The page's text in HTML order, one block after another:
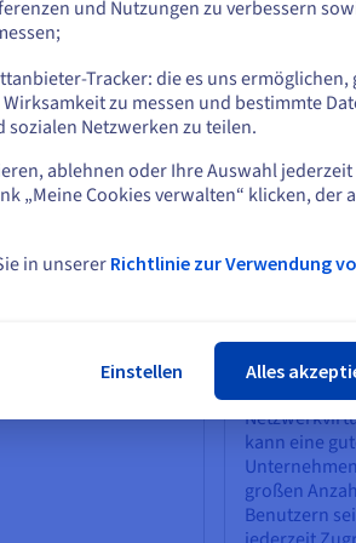
zählen eine
Leistung und
und
Die
der Notfall-
da
einen anderen
werden. Die
Bandbreite in
unabhängige
auf, die
Geräten
werden
die
eit, der
der
kann eine
großen
Benutzern
bleiben
und Nutzungen zu verbessern
Tracker: die es uns ermöglichen,
zu messen und bestimmte
Netzwerken zu teilen.
ablehnen oder Ihre Auswahl jederzeit
„Meine Cookies verwalten“ klicken, der
in unserer Richtlinie zur Verwendung
Einstellen Alles